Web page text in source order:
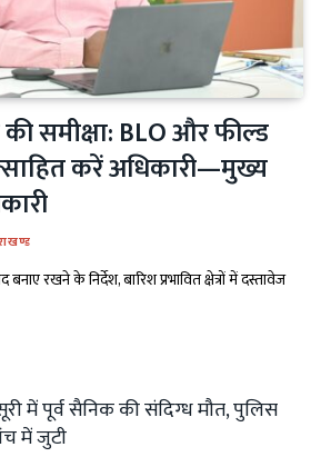
समीक्षा: BLO और फील्ड
करें अधिकारी—मुख्य
रखने के निर्देश, बारिश प्रभावित क्षेत्रों में दस्तावेज
में पूर्व सैनिक की संदिग्ध मौत, पुलिस
में जुटी